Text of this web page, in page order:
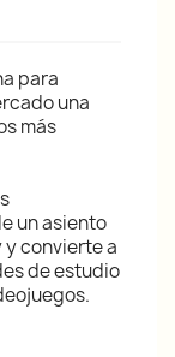
para
una
más
un asiento
convierte a
de estudio